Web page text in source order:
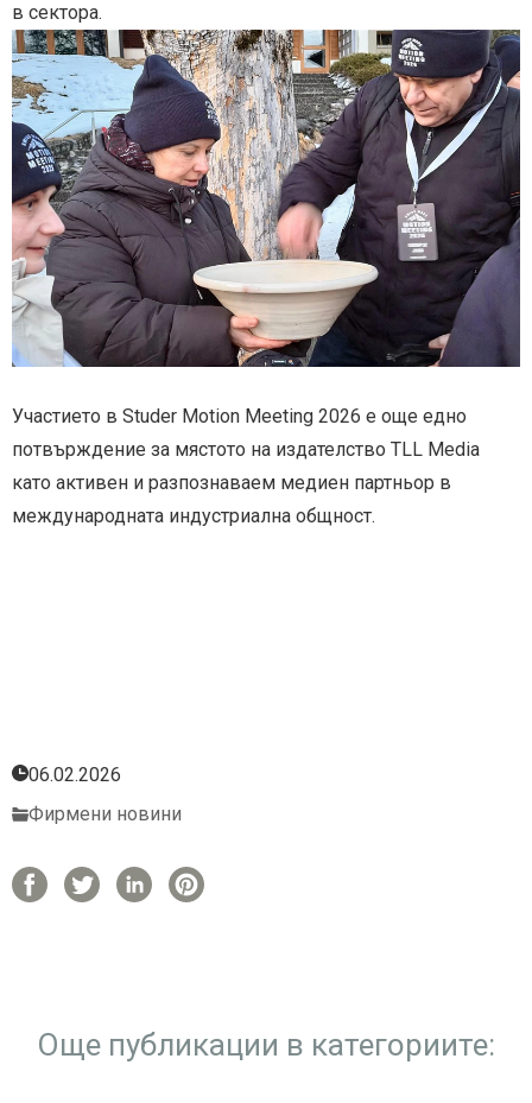
в сектора.
Участието в Studer Motion Meeting 2026 е още едно
потвърждение за мястото на издателство TLL Media
като активен и разпознаваем медиен партньор в
международната индустриална общност.
06.02.2026
Фирмени новини
Още публикации в категориите: